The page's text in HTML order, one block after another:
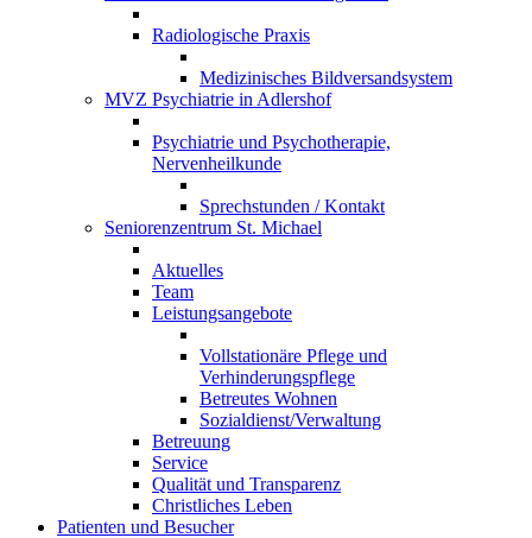
Radiologische Praxis
Medizinisches Bildversandsystem
MVZ Psychiatrie in Adlershof
Psychiatrie und Psychotherapie,
Nervenheilkunde
Sprechstunden / Kontakt
Seniorenzentrum St. Michael
Aktuelles
Team
Leistungsangebote
Vollstationäre Pflege und
Verhinderungspflege
Betreutes Wohnen
Sozialdienst/Verwaltung
Betreuung
Service
Qualität und Transparenz
Christliches Leben
Patienten und Besucher